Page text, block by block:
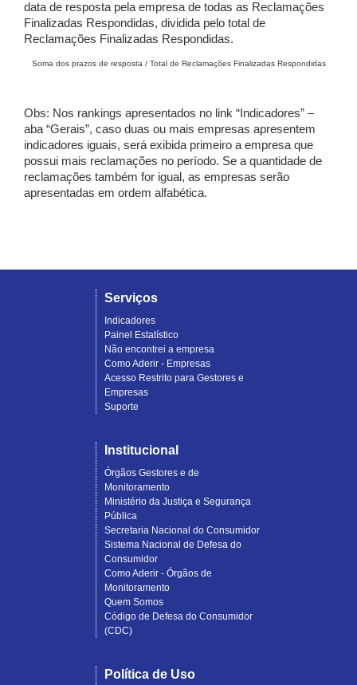
data de resposta pela empresa de todas as Reclamações
Finalizadas Respondidas, dividida pelo total de
Reclamações Finalizadas Respondidas.
Soma dos prazos de resposta / Total de Reclamações Finalizadas Respondidas
Obs: Nos rankings apresentados no link “Indicadores” –
aba “Gerais”, caso duas ou mais empresas apresentem
indicadores iguais, será exibida primeiro a empresa que
possui mais reclamações no período. Se a quantidade de
reclamações também for igual, as empresas serão
apresentadas em ordem alfabética.
Serviços
Indicadores
Painel Estatístico
Não encontrei a empresa
Como Aderir - Empresas
Acesso Restrito para Gestores e
Empresas
Suporte
Institucional
Órgãos Gestores e de
Monitoramento
Ministério da Justiça e Segurança
Pública
Secretaria Nacional do Consumidor
Sistema Nacional de Defesa do
Consumidor
Como Aderir - Órgãos de
Monitoramento
Quem Somos
Código de Defesa do Consumidor
(CDC)
Política de Uso